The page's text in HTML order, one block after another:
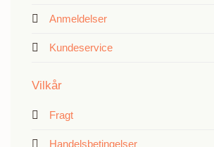
Anmeldelser
Kundeservice
Vilkår
Fragt
Handelsbetingelser